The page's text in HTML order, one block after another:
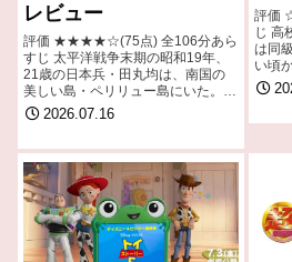
レビュー
評価 ★★★★☆(75点) 全106分あら
すじ 太平洋戦争末期の昭和19年、
21歳の日本兵・田丸均は、南国の
美しい島・ペリリュー島にいた。漫
画家志望の田丸はその才を買われ、
亡くなった仲間の最期の雄姿を遺族
任務…
2026.07.16
評価
じ 高
は同
い頃
出会
火の